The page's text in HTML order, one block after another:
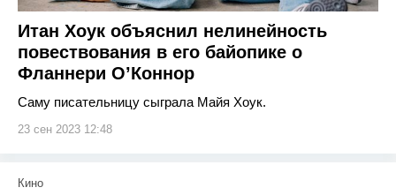
Итан Хоук объяснил нелинейность
повествования в его байопике о
Фланнери О’Коннор
Саму писательницу сыграла Майя Хоук.
23 сен 2023 12:48
Кино